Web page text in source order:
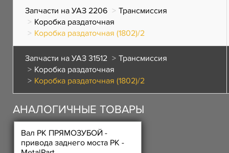
Запчасти на УАЗ 2206
Трансмиссия
Коробка раздаточная
Коробка раздаточная (1802)/2
Запчасти на УАЗ 31512
Трансмиссия
Коробка раздаточная
Коробка раздаточная (1802)/2
АНАЛОГИЧНЫЕ ТОВАРЫ
Вал РК ПРЯМОЗУБОЙ -
привода заднего моста РК -